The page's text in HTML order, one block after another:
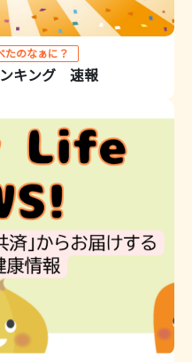
たのなぁに？
ンキング 速報